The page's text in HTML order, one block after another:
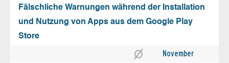
Fälschliche Warnungen während der Installation
und Nutzung von Apps aus dem Google Play
Store
November